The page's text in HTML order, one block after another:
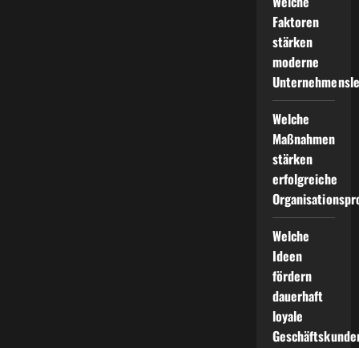
Faktoren
stärken
moderne
Welche
Maßnahmen
stärken
erfolgreiche
Welche
Ideen
fördern
dauerhaft
loyale